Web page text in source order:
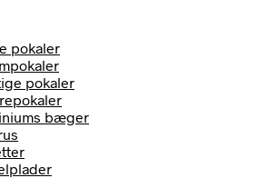
pokaler
pokaler
bæger